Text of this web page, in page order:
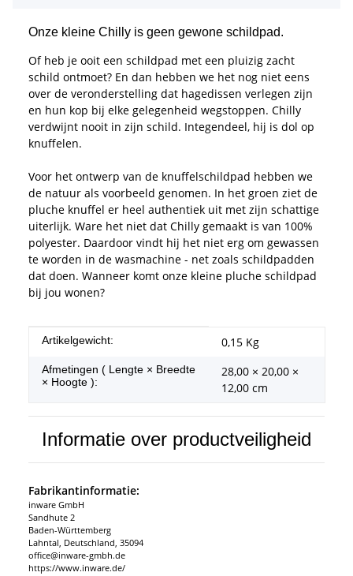
Onze kleine Chilly is geen gewone schildpad.
Of heb je ooit een schildpad met een pluizig zacht
schild ontmoet? En dan hebben we het nog niet eens
over de veronderstelling dat hagedissen verlegen zijn
en hun kop bij elke gelegenheid wegstoppen. Chilly
verdwijnt nooit in zijn schild. Integendeel, hij is dol op
knuffelen.
Voor het ontwerp van de knuffelschildpad hebben we
de natuur als voorbeeld genomen. In het groen ziet de
pluche knuffel er heel authentiek uit met zijn schattige
uiterlijk. Ware het niet dat Chilly gemaakt is van 100%
polyester. Daardoor vindt hij het niet erg om gewassen
te worden in de wasmachine - net zoals schildpadden
dat doen. Wanneer komt onze kleine pluche schildpad
bij jou wonen?
#productDetails.itemInformation#
#productDetails.itemValue#
Artikelgewicht: 0,15 Kg
Afmetingen ( Lengte × Breedte
× Hoogte ):
28,00 × 20,00 ×
12,00 cm
Informatie over productveiligheid
Fabrikantinformatie:
inware GmbH
Sandhute 2
Baden-Württemberg
Lahntal, Deutschland, 35094
office@inware-gmbh.de
https://www.inware.de/